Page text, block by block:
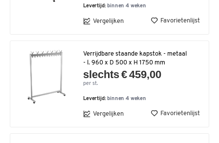
Levertijd: binnen 4 weken
Vergelijken Favorietenlijst
Verrijdbare staande kapstok - metaal
- l. 960 x D 500 x H 1750 mm
slechts € 459,00
per st.
Levertijd: binnen 4 weken
Vergelijken Favorietenlijst